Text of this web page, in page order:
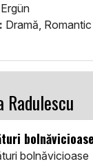
Dramă, Romantic
Radulescu
bolnăvicioase